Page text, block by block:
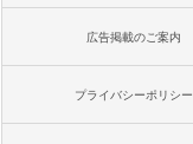
広告掲載のご案内
プライバシーポリシー